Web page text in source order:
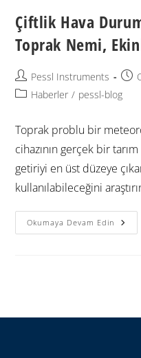
Çiftlik Hava
Toprak Nemi,
Pessl Instruments
Haberler / pessl-blog
Toprak problu bir
cihazının gerçek bir
getiriyi en üst düzeye
kullanılabileceğini
Okumaya Devam Edin